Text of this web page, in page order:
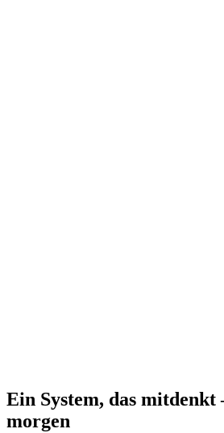
Ein System, das mitdenkt
morgen